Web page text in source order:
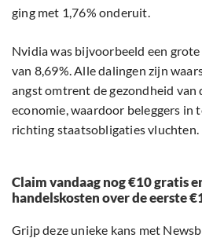
ging met 1,76% onderuit.
Nvidia was bijvoorbeeld een
van 8,69%. Alle dalingen zijn
angst omtrent de gezondheid van
economie, waardoor beleggers in
richting staatsobligaties vluchten.
Claim vandaag nog €10 gratis
handelskosten over de eerste
Grijp deze unieke kans met